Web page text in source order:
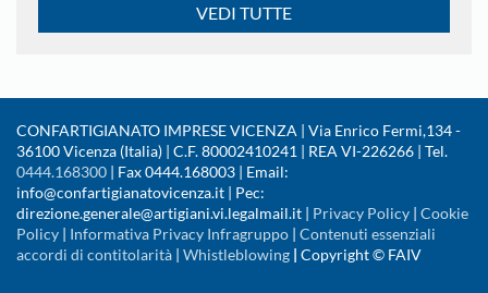
VEDI TUTTE
CONFARTIGIANATO IMPRESE VICENZA | Via Enrico Fermi,134 -
36100 Vicenza (Italia) | C.F. 80002410241 | REA VI-226266 | Tel.
0444.168300 | Fax 0444.168003 | Email:
info@confartigianatovicenza.it | Pec:
direzione.generale@artigiani.vi.legalmail.it | Privacy Policy | Cookie
Policy | Informativa Privacy Infragruppo | Contenuti essenziali
accordi di contitolarità | Whistleblowing | Copyright © FAIV